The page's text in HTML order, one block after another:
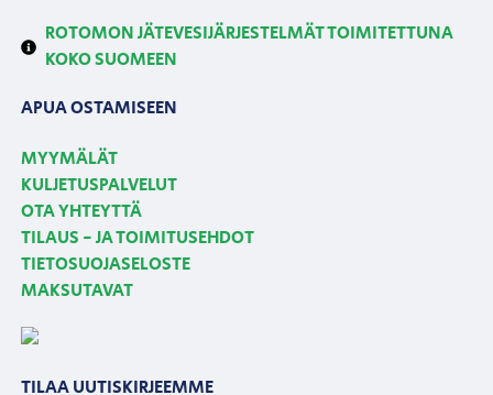
ROTOMON JÄTEVESIJÄRJESTELMÄT TOIMITETTUNA
KOKO SUOMEEN
APUA OSTAMISEEN
MYYMÄLÄT
KULJETUSPALVELUT
OTA YHTEYTTÄ
TILAUS - JA TOIMITUSEHDOT
TIETOSUOJASELOSTE
MAKSUTAVAT
TILAA UUTISKIRJEEMME